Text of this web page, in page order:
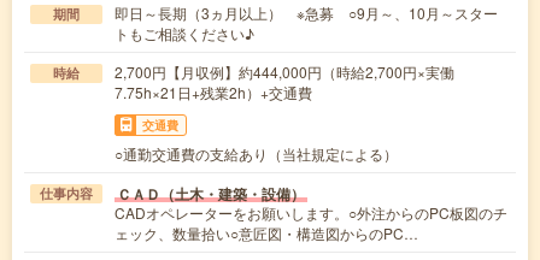
期間
即日～長期（3ヵ月以上） ※急募 ○9月～、10月～スター
トもご相談ください♪
時給
2,700円【月収例】約444,000円（時給2,700円×実働
7.75h×21日+残業2h）+交通費
交通費
○通勤交通費の支給あり（当社規定による）
仕事内容 ＣＡＤ（土木・建築・設備）
CADオペレーターをお願いします。○外注からのPC板図のチ
ェック、数量拾い○意匠図・構造図からのPC…